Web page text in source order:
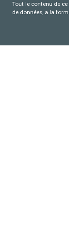
Tout le contenu de
de données, a la